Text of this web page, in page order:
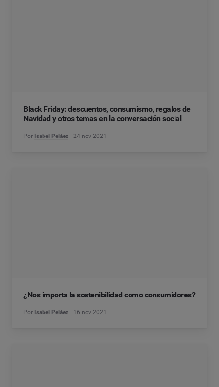
Black Friday: descuentos, consumismo, regalos de
Navidad y otros temas en la conversación social
Por Isabel Peláez 24 nov 2021
¿Nos importa la sostenibilidad como consumidores?
Por Isabel Peláez 16 nov 2021